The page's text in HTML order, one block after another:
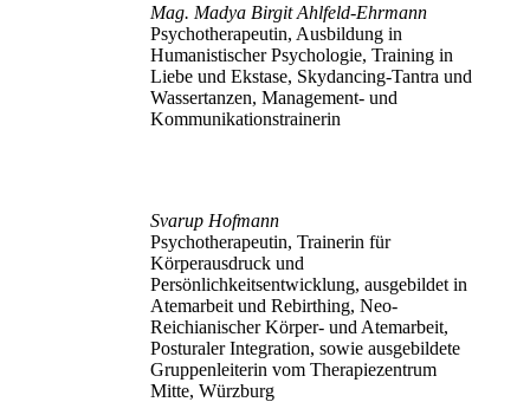
Mag. Madya Birgit Ahlfeld-Ehrmann
Psychotherapeutin, Ausbildung in
Humanistischer Psychologie, Training in
Liebe und Ekstase, Skydancing-Tantra und
Wassertanzen, Management- und
Kommunikationstrainerin
Svarup Hofmann
Psychotherapeutin, Trainerin für
Körperausdruck und
Persönlichkeitsentwicklung, ausgebildet in
Atemarbeit und Rebirthing, Neo-
Reichianischer Körper- und Atemarbeit,
Posturaler Integration, sowie ausgebildete
Gruppenleiterin vom Therapiezentrum
Mitte, Würzburg